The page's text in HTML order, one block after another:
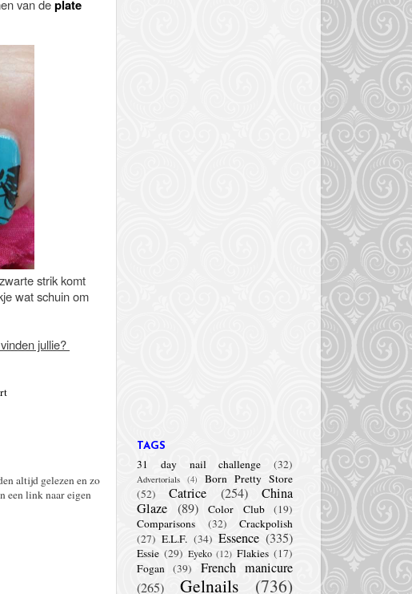
van deplate
strik komt
wat schuin om
jullie?
altijd gelezen en zo
een link naar eigen
TAGS
31 day nail challenge (32)
Advertorials (4)
Born Pretty Store
(52)
Catrice (254)
China
Glaze (89) Color Club
(19)
Comparisons
(32)
Crackpolish
(27) E.L.F. (34) Essence (335)
Essie (29) Eyeko (12) Flakies (17)
Fogan (39)
French manicure
(265)
Gelnails (736)